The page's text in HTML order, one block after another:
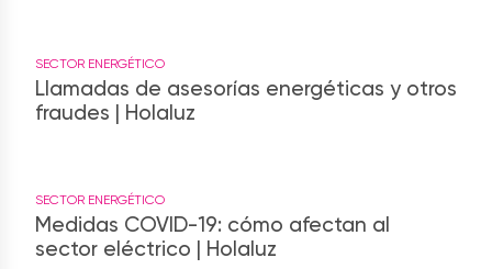
SECTOR ENERGÉTICO
Llamadas de asesorías energéticas y otros
fraudes | Holaluz
SECTOR ENERGÉTICO
Medidas COVID-19: cómo afectan al
sector eléctrico | Holaluz